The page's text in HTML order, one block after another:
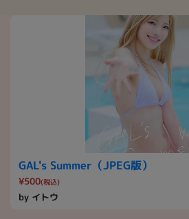
GAL's Summer（JPEG版）
¥500(税込)
by イトウ